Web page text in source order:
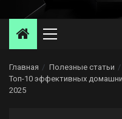
Основное
Главная
Полезные статьи
Топ-10 эффективных
2025